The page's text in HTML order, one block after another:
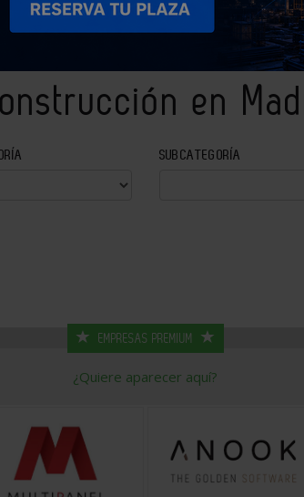
en
SUBCATEGORÍA
EMPRESAS PREMIUM
¿Quiere aparecer aquí?